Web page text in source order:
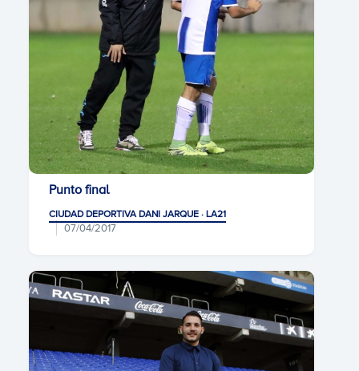
Punto final
CIUDAD DEPORTIVA DANI JARQUE · LA21
07/04/2017